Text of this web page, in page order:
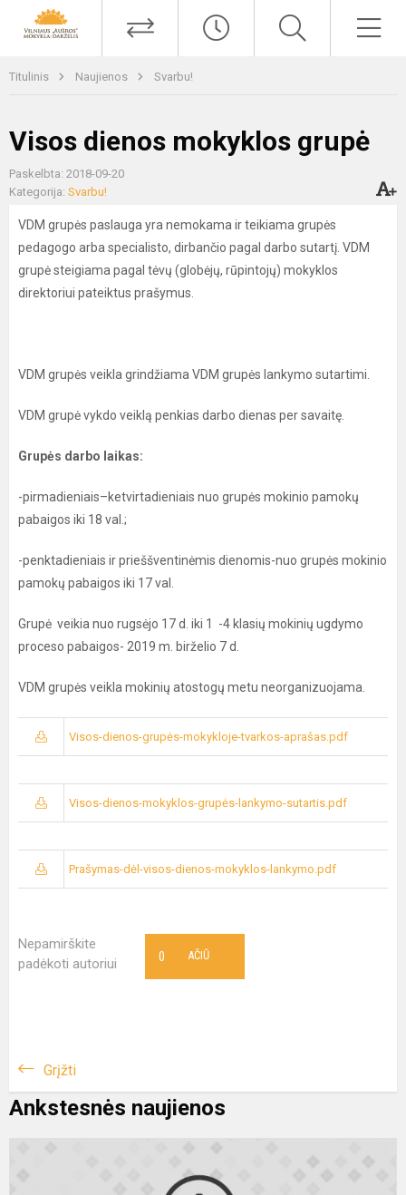
Titulinis Naujienos Svarbu!
Visos dienos mokyklos grupė
Paskelbta: 2018-09-20
Kategorija: Svarbu!
VDM grupės paslauga yra nemokama ir teikiama grupės
pedagogo arba specialisto, dirbančio pagal darbo sutartį. VDM
grupė steigiama pagal tėvų (globėjų, rūpintojų) mokyklos
direktoriui pateiktus prašymus.
VDM grupės veikla grindžiama VDM grupės lankymo sutartimi.
VDM grupė vykdo veiklą penkias darbo dienas per savaitę.
Grupės darbo laikas:
-pirmadieniais–ketvirtadieniais nuo grupės mokinio pamokų
pabaigos iki 18 val.;
-penktadieniais ir prieššventinėmis dienomis-nuo grupės mokinio
pamokų pabaigos iki 17 val.
Grupė veikia nuo rugsėjo 17 d. iki 1 -4 klasių mokinių ugdymo
proceso pabaigos- 2019 m. birželio 7 d.
VDM grupės veikla mokinių atostogų metu neorganizuojama.
Visos-dienos-grupės-mokykloje-tvarkos-aprašas.pdf
Visos-dienos-mokyklos-grupės-lankymo-sutartis.pdf
Prašymas-dėl-visos-dienos-mokyklos-lankymo.pdf
Nepamirškite
padėkoti autoriui
AČIŪ
0
Grįžti
Ankstesnės naujienos